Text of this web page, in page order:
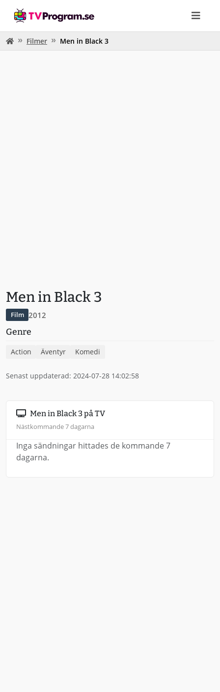
Filmer Men in Black 3
Men in Black 3
Film 2012
Genre
Action Äventyr Komedi
Senast uppdaterad: 2024-07-28 14:02:58
Men in Black 3 på TV
Nästkommande 7 dagarna
Inga sändningar hittades de kommande 7
dagarna.